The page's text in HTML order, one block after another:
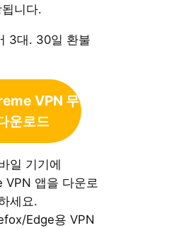
니다.
3대. 30일 환불
VPN 무
운로드
일 기기에
VPN 앱을 다운로
세요.
Edge용 VPN